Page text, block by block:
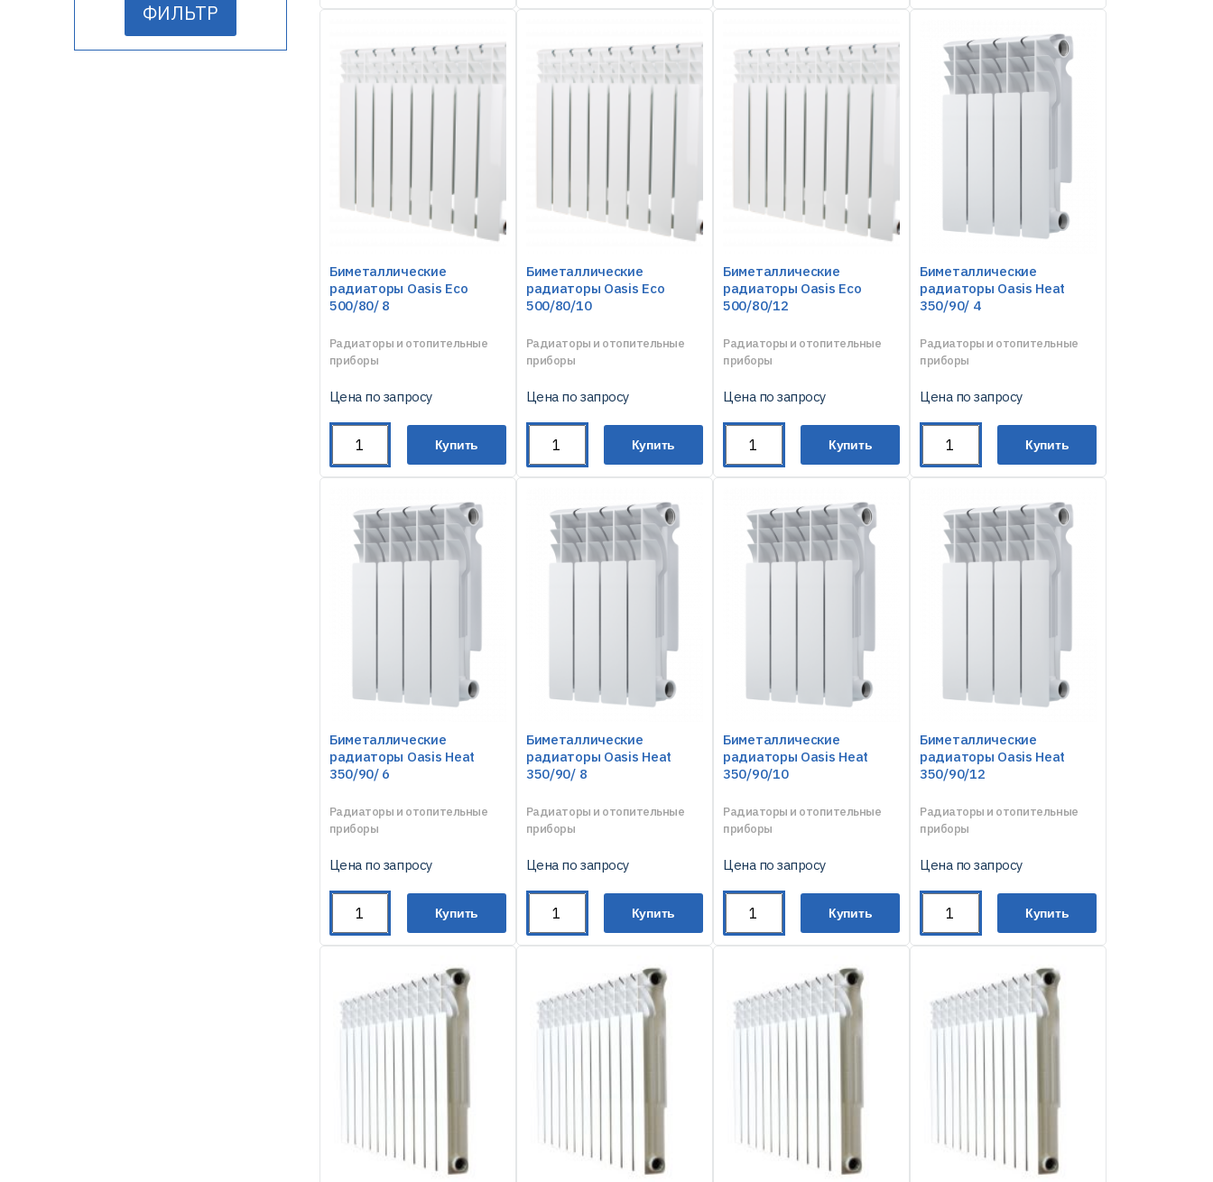
ФИЛЬТР
Биметаллические
радиаторы Oasis Eco
500/80/ 8
Радиаторы и отопительные
приборы
Цена по запросу
Купить
Биметаллические
радиаторы Oasis Eco
500/80/10
Радиаторы и отопительные
приборы
Цена по запросу
Купить
Биметаллические
радиаторы Oasis Eco
500/80/12
Радиаторы и отопительные
приборы
Цена по запросу
Купить
Биметаллические
радиаторы Oasis Heat
350/90/ 4
Радиаторы и отопительные
приборы
Цена по запросу
Купить
Биметаллические
радиаторы Oasis Heat
350/90/ 6
Радиаторы и отопительные
приборы
Цена по запросу
Купить
Биметаллические
радиаторы Oasis Heat
350/90/ 8
Радиаторы и отопительные
приборы
Цена по запросу
Купить
Биметаллические
радиаторы Oasis Heat
350/90/10
Радиаторы и отопительные
приборы
Цена по запросу
Купить
Биметаллические
радиаторы Oasis Heat
350/90/12
Радиаторы и отопительные
приборы
Цена по запросу
Купить